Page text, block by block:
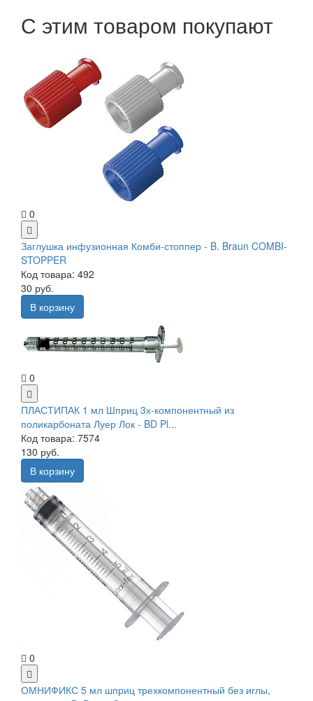
С этим товаром покупают
0
Заглушка инфузионная Комби-стоппер - B. Braun COMBI-
STOPPER
Код товара: 492
30 руб.
В корзину
0
ПЛАСТИПАК 1 мл Шприц 3х-компонентный из
поликарбоната Луер Лок - BD Pl...
Код товара: 7574
130 руб.
В корзину
0
ОМНИФИКС 5 мл шприц трехкомпонентный без иглы,